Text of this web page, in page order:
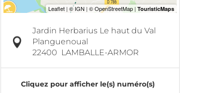
Jardin Herbarius Le haut du Val
Planguenoual
22400 LAMBALLE-ARMOR
Cliquez pour afficher le(s) numéro(s)